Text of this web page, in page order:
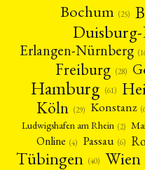
Bochum (25)
Duisburg-
Erlangen-Nürnberg
Freiburg (28)
Hamburg (61)
Köln (29) Konstanz
Ludwigshafen am Rhein (2)
Online (4) Passau (6)
Tübingen (40) Wien